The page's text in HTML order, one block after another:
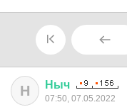
Н Ныч
07:50, 07.05.2022